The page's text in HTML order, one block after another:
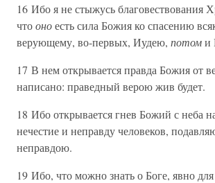
16 Ибо я не стыжусь благовествования
чтооноесть сила Божия ко спасению
верующему, во-первых, Иудею, потоми
17 В нем открывается правда Божия от
написано: праведный верою жив будет.
18 Ибо открывается гнев Божий с неба
нечестие и неправду человеков,
неправдою.
19 Ибо, что можно знать о Боге, явно